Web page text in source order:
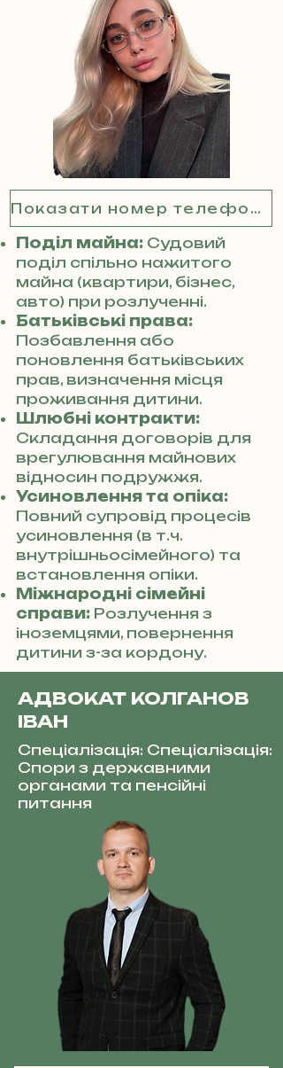
Показати номер телефону
Поділ майна: Судовий
поділ спільно нажитого
майна (квартири, бізнес,
авто) при розлученні.
Батьківські права:
Позбавлення або
поновлення батьківських
прав, визначення місця
проживання дитини.
Шлюбні контракти:
Складання договорів для
врегулювання майнових
відносин подружжя.
Усиновлення та опіка:
Повний супровід процесів
усиновлення (в т.ч.
внутрішньосімейного) та
встановлення опіки.
Міжнародні сімейні
справи: Розлучення з
іноземцями, повернення
дитини з-за кордону.
АДВОКАТ КОЛГАНОВ
ІВАН
Спеціалізація: Спеціалізація:
Спори з державними
органами та пенсійні
питання